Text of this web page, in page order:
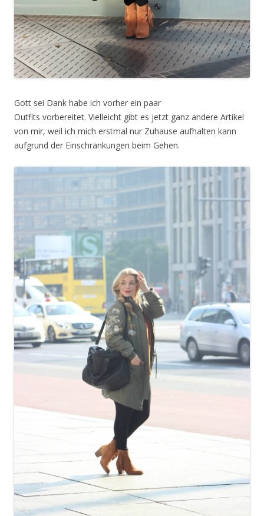
Gott sei Dank habe ich vorher ein paar
Outfits vorbereitet. Vielleicht gibt es jetzt ganz andere Artikel
von mir, weil ich mich erstmal nur Zuhause aufhalten kann
aufgrund der Einschränkungen beim Gehen.